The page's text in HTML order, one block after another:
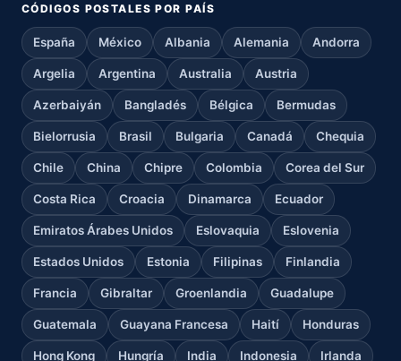
CÓDIGOS POSTALES POR PAÍS
España México Albania Alemania Andorra
Argelia Argentina Australia Austria
Azerbaiyán Bangladés Bélgica Bermudas
Bielorrusia Brasil Bulgaria Canadá Chequia
Chile China Chipre Colombia Corea del Sur
Costa Rica Croacia Dinamarca Ecuador
Emiratos Árabes Unidos Eslovaquia Eslovenia
Estados Unidos Estonia Filipinas Finlandia
Francia Gibraltar Groenlandia Guadalupe
Guatemala Guayana Francesa Haití Honduras
Hong Kong Hungría India Indonesia Irlanda